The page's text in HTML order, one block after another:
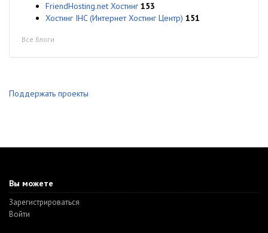
FriendHosting.net Хостинг 153
Хостинг IHC (Интернет Хостинг Центр) 151
Все блоги
Поддержать проекты
Вы можете
Зарегистрироваться
Войти